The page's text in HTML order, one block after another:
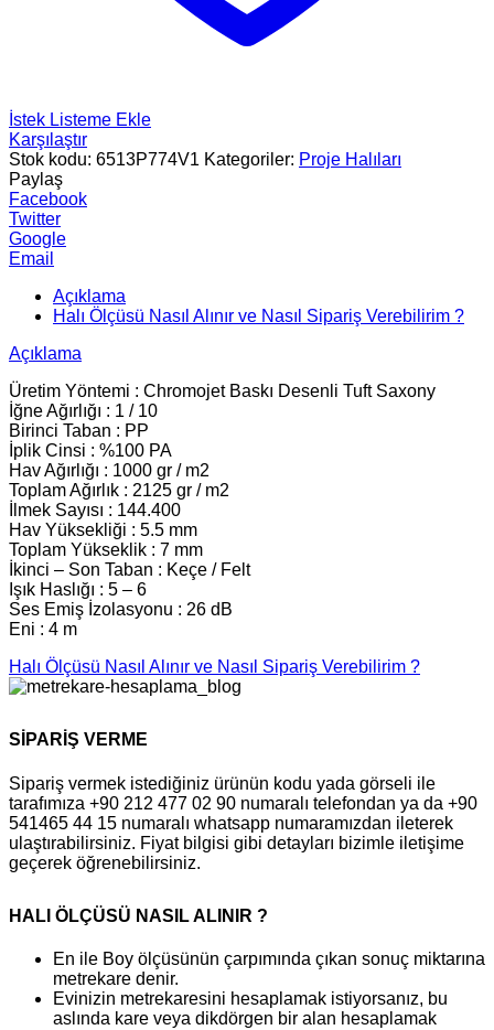
İstek Listeme Ekle
Karşılaştır
Stok kodu: 6513P774V1 Kategoriler: Proje Halıları
Paylaş
Facebook
Twitter
Google
Email
Açıklama
Halı Ölçüsü Nasıl Alınır ve Nasıl Sipariş Verebilirim ?
Açıklama
Üretim Yöntemi : Chromojet Baskı Desenli Tuft Saxony
İğne Ağırlığı : 1 / 10
Birinci Taban : PP
İplik Cinsi : %100 PA
Hav Ağırlığı : 1000 gr / m2
Toplam Ağırlık : 2125 gr / m2
İlmek Sayısı : 144.400
Hav Yüksekliği : 5.5 mm
Toplam Yükseklik : 7 mm
İkinci – Son Taban : Keçe / Felt
Işık Haslığı : 5 – 6
Ses Emiş İzolasyonu : 26 dB
Eni : 4 m
Halı Ölçüsü Nasıl Alınır ve Nasıl Sipariş Verebilirim ?
SİPARİŞ VERME
Sipariş vermek istediğiniz ürünün kodu yada görseli ile
tarafımıza +90 212 477 02 90 numaralı telefondan ya da +90
541465 44 15 numaralı whatsapp numaramızdan ileterek
ulaştırabilirsiniz. Fiyat bilgisi gibi detayları bizimle iletişime
geçerek öğrenebilirsiniz.
HALI ÖLÇÜSÜ NASIL ALINIR ?
En ile Boy ölçüsünün çarpımında çıkan sonuç miktarına
metrekare denir.
Evinizin metrekaresini hesaplamak istiyorsanız, bu
aslında kare veya dikdörgen bir alan hesaplamak